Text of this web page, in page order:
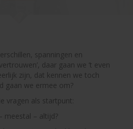
spanningen en
daar gaan we ’t even
zijn, dat kennen we toch
gaan we ermee om?
vragen als startpunt:
meestal – altijd?